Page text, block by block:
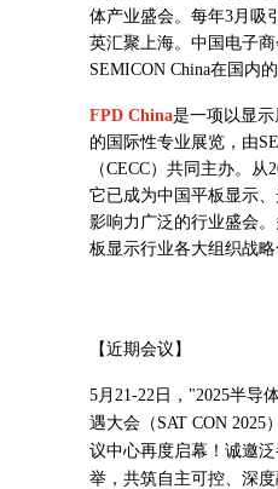
体产业盛会。每年3月吸
英汇聚上海。中国电子商
SEMICON China在国内
FPD China是一项以显
的国际性专业展览，由
（CECC）共同主办。从
它已成为中国平板显示、
影响力广泛的行业盛会
板显示行业各大组织战略
【近期会议】
5月21-22日，"2025半导
遇大会（SAT CON 2025
议中心再度启幕！诚邀
举，共筑自主可控、深